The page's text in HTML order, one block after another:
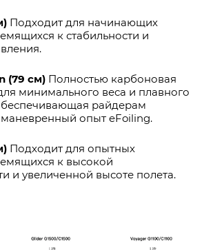
Подходит для начинающих
к стабильности и
(79 см) Полностью карбоновая
минимального веса и плавного
райдерам
опыт eFoiling.
Подходит для опытных
к высокой
и увеличенной высоте полета.